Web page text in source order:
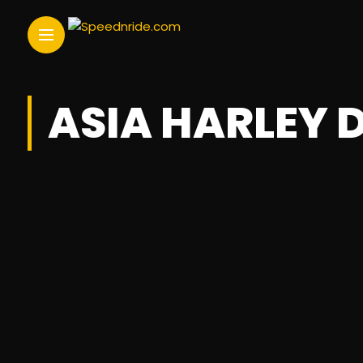
ASIA HARLEY